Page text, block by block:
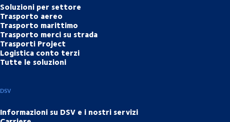
Soluzioni per settore
Trasporto aereo
Trasporto marittimo
Trasporto merci su strada
Trasporti Project
Logistica conto terzi
Tutte le soluzioni
DSV
Informazioni su DSV e i nostri servizi